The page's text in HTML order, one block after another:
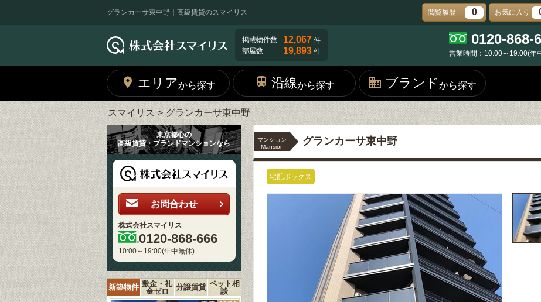
グランカーサ東中野｜高級賃貸のスマイリス 閲覧履歴 0 お気に入り
掲載物件数 12,067 件
部屋数
19,893 件
0120-868-
営業時間：10:00～19:00(年
エリアから探す 沿線から探す ブランド から探す
スマイリス グランカーサ東中野
マンション
Mansion
グランカーサ東中野
宅配ボックス
東京都心の
高級賃貸・ブランドマンションなら
お問合わせ
株式会社スマイリス
0120-868-666
10:00～19:00(年中無休)
新築物件 敷金・礼
金ゼロ
分譲賃貸 ペット相
談